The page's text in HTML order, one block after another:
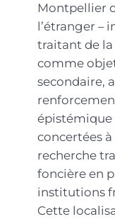
Montpellier
l’étranger –
traitant de
comme
secondaire,
épistémique
concertées
recherche
foncière en
institutions
Cette